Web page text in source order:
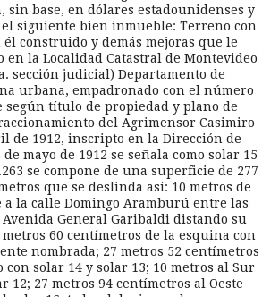
sin base, en dólares estadounidenses y
siguiente bien inmueble: Terreno con
construido y demás mejoras que le
en la Localidad Catastral de Montevideo
sección judicial) Departamento de
urbana, empadronado con el número
según título de propiedad y plano de
del Agrimensor Casimiro
de 1912, inscripto en la Dirección de
mayo de 1912 se señala como solar 15
se compone de una superficie de 277
que se deslinda así: 10 metros de
a la calle Domingo Aramburú entre las
General Garibaldi distando su
60 centímetros de la esquina con
nombrada; 27 metros 52 centímetros
con solar 14 y solar 13; 10 metros al Sur
12; 27 metros 94 centímetros al Oeste